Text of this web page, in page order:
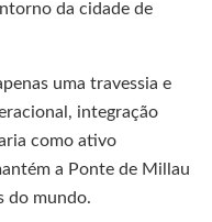
da cidade de
uma travessia e
integração
como ativo
a Ponte de Millau
do mundo.